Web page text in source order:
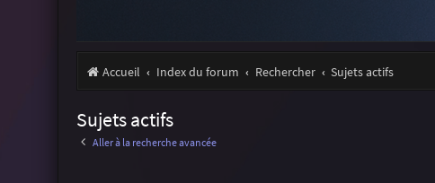
Accueil Index du forum Rechercher Sujets actifs
Sujets actifs
Aller à la recherche avancée